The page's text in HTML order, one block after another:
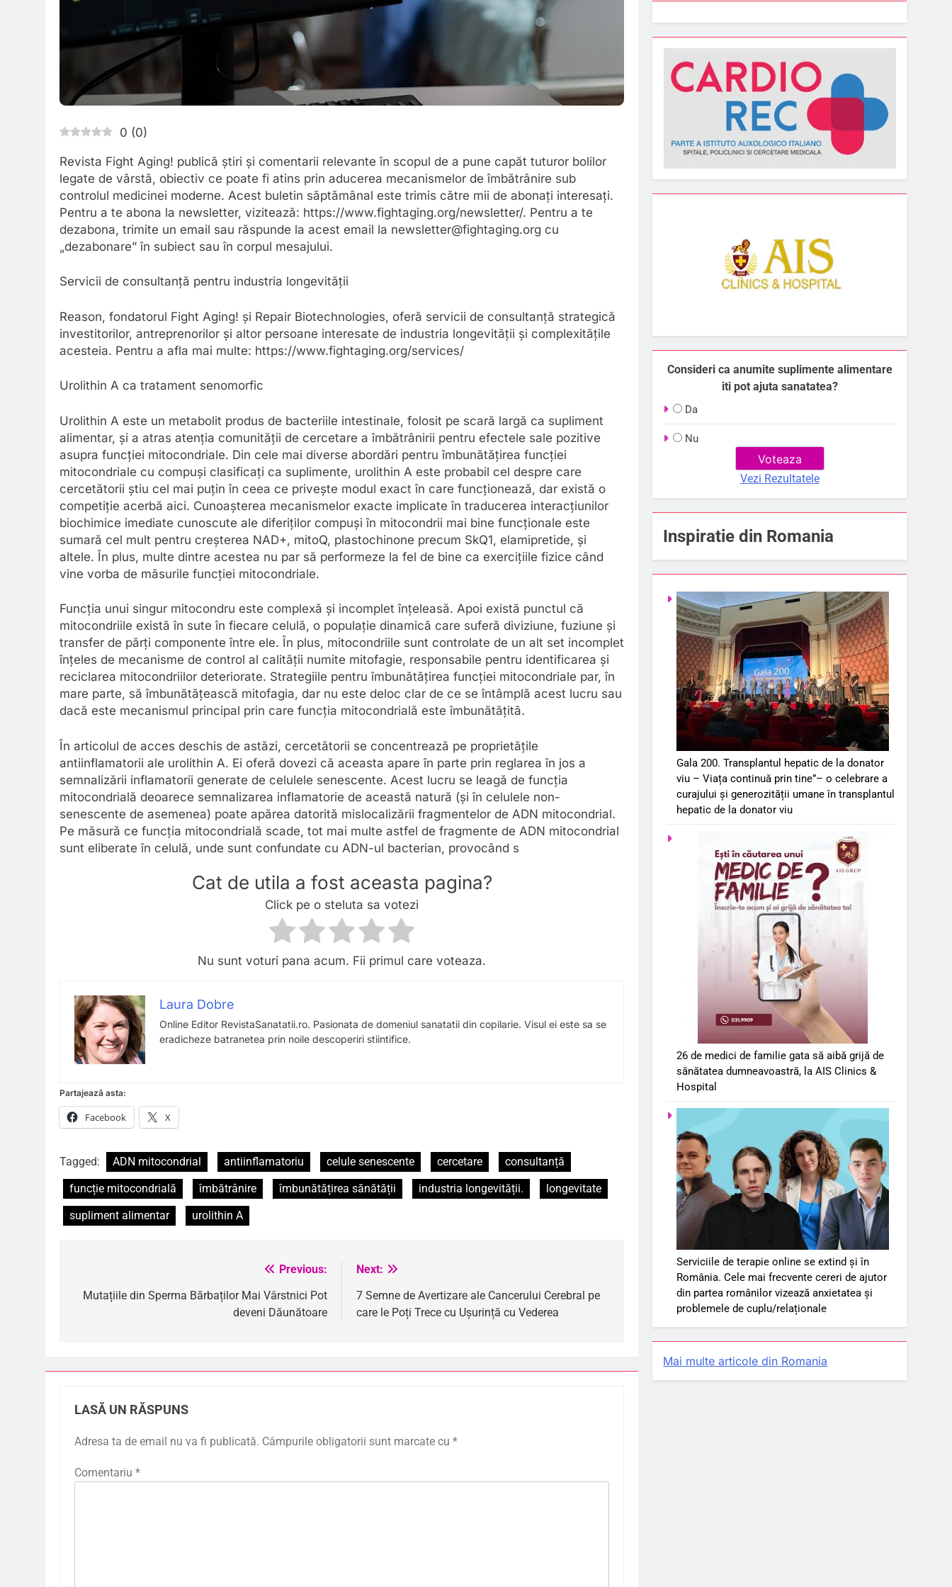
0 (0)
Revista Fight Aging! publică știri și comentarii relevante în scopul de a pune capăt tuturor bolilor
legate de vârstă, obiectiv ce poate fi atins prin aducerea mecanismelor de îmbătrânire sub
controlul medicinei moderne. Acest buletin săptămânal este trimis către mii de abonați interesați.
Pentru a te abona la newsletter, vizitează: https://www.fightaging.org/newsletter/. Pentru a te
dezabona, trimite un email sau răspunde la acest email la newsletter@fightaging.org cu
„dezabonare” în subiect sau în corpul mesajului.
Servicii de consultanță pentru industria longevității
Reason, fondatorul Fight Aging! și Repair Biotechnologies, oferă servicii de consultanță strategică
investitorilor, antreprenorilor și altor persoane interesate de industria longevității și complexitățile
acesteia. Pentru a afla mai multe: https://www.fightaging.org/services/
Urolithin A ca tratament senomorfic
Urolithin A este un metabolit produs de bacteriile intestinale, folosit pe scară largă ca supliment
alimentar, și a atras atenția comunității de cercetare a îmbătrânirii pentru efectele sale pozitive
asupra funcției mitocondriale. Din cele mai diverse abordări pentru îmbunătățirea funcției
mitocondriale cu compuși clasificați ca suplimente, urolithin A este probabil cel despre care
cercetătorii știu cel mai puțin în ceea ce privește modul exact în care funcționează, dar există o
competiție acerbă aici. Cunoașterea mecanismelor exacte implicate în traducerea interacțiunilor
biochimice imediate cunoscute ale diferiților compuși în mitocondrii mai bine funcționale este
sumară cel mult pentru creșterea NAD+, mitoQ, plastochinone precum SkQ1, elamipretide, și
altele. În plus, multe dintre acestea nu par să performeze la fel de bine ca exercițiile fizice când
vine vorba de măsurile funcției mitocondriale.
Funcția unui singur mitocondru este complexă și incomplet înțeleasă. Apoi există punctul că
mitocondriile există în sute în fiecare celulă, o populație dinamică care suferă diviziune, fuziune și
transfer de părți componente între ele. În plus, mitocondriile sunt controlate de un alt set incomplet
înțeles de mecanisme de control al calității numite mitofagie, responsabile pentru identificarea și
reciclarea mitocondriilor deteriorate. Strategiile pentru îmbunătățirea funcției mitocondriale par, în
mare parte, să îmbunătățească mitofagia, dar nu este deloc clar de ce se întâmplă acest lucru sau
dacă este mecanismul principal prin care funcția mitocondrială este îmbunătățită.
În articolul de acces deschis de astăzi, cercetătorii se concentrează pe proprietățile
antiinflamatorii ale urolithin A. Ei oferă dovezi că aceasta apare în parte prin reglarea în jos a
semnalizării inflamatorii generate de celulele senescente. Acest lucru se leagă de funcția
mitocondrială deoarece semnalizarea inflamatorie de această natură (și în celulele non-
senescente de asemenea) poate apărea datorită mislocalizării fragmentelor de ADN mitocondrial.
Pe măsură ce funcția mitocondrială scade, tot mai multe astfel de fragmente de ADN mitocondrial
sunt eliberate în celulă, unde sunt confundate cu ADN-ul bacterian, provocând s
Cat de utila a fost aceasta pagina?
Click pe o steluta sa votezi
Nu sunt voturi pana acum. Fii primul care voteaza.
Laura Dobre
Online Editor RevistaSanatatii.ro. Pasionata de domeniul sanatatii din copilarie. Visul ei este sa se
eradicheze batranetea prin noile descoperiri stiintifice.
Partajează asta:
Facebook X
Tagged: ADN mitocondrial antiinflamatoriu celule senescente cercetare
consultanță
funcție mitocondrială
îmbătrânire îmbunătățirea sănătății industria longevității.
longevitate
supliment alimentar
urolithin A
în
Previous:
Mutațiile din Sperma Bărbaților Mai Vârstnici Pot
deveni Dăunătoare
Next:
7 Semne de Avertizare ale Cancerului Cerebral pe
care le Poți Trece cu Ușurință cu Vederea
LASĂ UN RĂSPUNS
Adresa ta de email nu va fi publicată. Câmpurile obligatorii sunt marcate cu *
Comentariu *
Consideri ca anumite suplimente alimentare
iti pot ajuta sanatatea?
Da
Nu
Vezi Rezultatele
Inspiratie din Romania
Gala 200. Transplantul hepatic de la donator
viu – Viața continuă prin tine”– o celebrare a
curajului și generozității umane în transplantul
hepatic de la donator viu
26 de medici de familie gata să aibă grijă de
sănătatea dumneavoastră, la AIS Clinics &
Hospital
Serviciile de terapie online se extind și în
România. Cele mai frecvente cereri de ajutor
din partea românilor vizează anxietatea și
problemele de cuplu/relaționale
Mai multe articole din Romania